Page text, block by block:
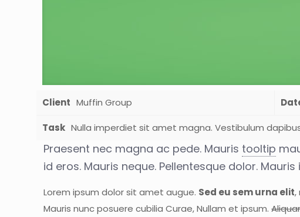
Client Muffin Group
Task Nulla imperdiet sit amet magna. Vestibulum
Praesent nec magna ac pede. Mauris tooltip
id eros. Mauris neque. Pellentesque dolor.
Lorem ipsum dolor sit amet augue. Sed eu sem urna elit,
Mauris nunc posuere cubilia Curae, Nullam et ipsum.